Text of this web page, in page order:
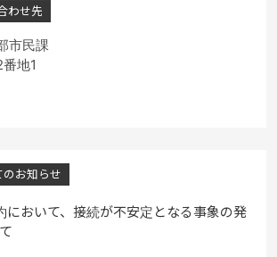
わせ先
市民課
地1
のお知らせ
において、接続が不安定となる事象の発